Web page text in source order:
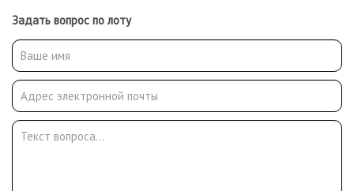
Задать вопрос по лоту